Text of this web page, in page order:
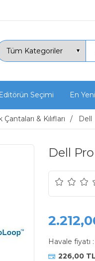
Editörün Seçimi En
& Kılıfları Dell
Dell
Havale fiyatı :
226,00 TL